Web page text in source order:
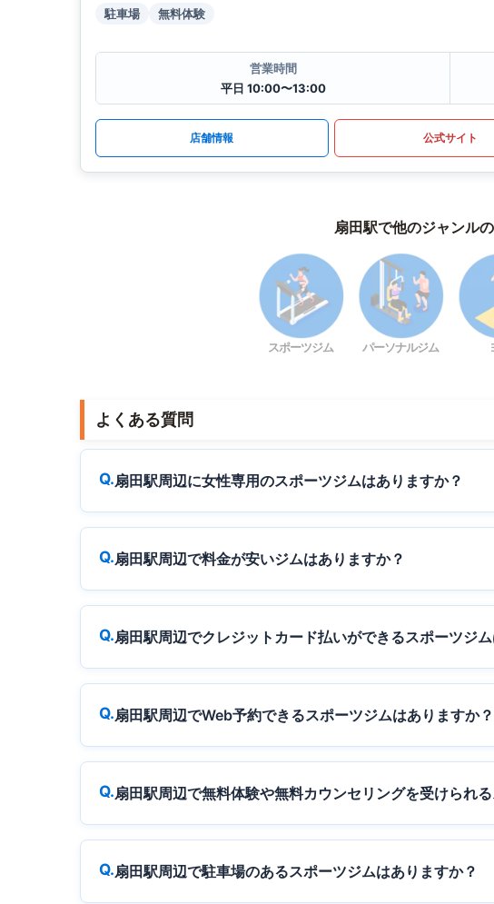
駐車場 無料体験
営業時間
平日 10:00〜13:00
店舗情報 公式サイト
扇田駅で他のジャンル
スポーツジム パーソナルジム
よくある質問
扇田駅周辺に女性専用のスポーツジムはありますか？
扇田駅周辺で料金が安いジムはありますか？
扇田駅周辺でクレジットカード払いができるスポーツジ
扇田駅周辺でWeb予約できるスポーツジムはありますか？
扇田駅周辺で無料体験や無料カウンセリングを受けられ
扇田駅周辺で駐車場のあるスポーツジムはありますか？